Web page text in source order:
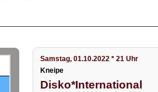
Samstag, 01.10.2022 * 21 Uhr
Kneipe
Disko*International